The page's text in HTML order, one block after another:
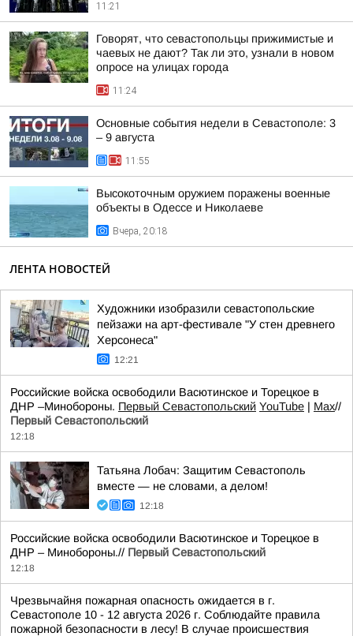
11:21
Говорят, что севастопольцы прижимистые и
чаевых не дают? Так ли это, узнали в новом
опросе на улицах города
11:24
Основные события недели в Севастополе: 3
– 9 августа
11:55
Высокоточным оружием поражены военные
объекты в Одессе и Николаеве
Вчера, 20:18
ЛЕНТА НОВОСТЕЙ
Художники изобразили севастопольские
пейзажи на арт-фестивале "У стен древнего
Херсонеса"
12:21
Российские войска освободили Васютинское и Торецкое в
ДНР –Минобороны. Первый Севастопольский YouTube | Max//
Первый Севастопольский
12:18
Татьяна Лобач: Защитим Севастополь
вместе — не словами, а делом!
12:18
Российские войска освободили Васютинское и Торецкое в
ДНР – Минобороны.// Первый Севастопольский
12:18
Чрезвычайня пожарная опасность ожидается в г.
Севастополе 10 - 12 августа 2026 г. Соблюдайте правила
пожарной безопасности в лесу! В случае происшествия